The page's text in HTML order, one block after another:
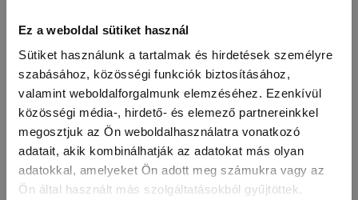
Ez a weboldal sütiket használ
Sütiket használunk a tartalmak és hirdetések személyre
szabásához, közösségi funkciók biztosításához,
valamint weboldalforgalmunk elemzéséhez. Ezenkívül
közösségi média-, hirdető- és elemező partnereinkkel
megosztjuk az Ön weboldalhasználatra vonatkozó
adatait, akik kombinálhatják az adatokat más olyan
adatokkal, amelyeket Ön adott meg számukra vagy az
Ön által használt más szolgáltatásokból gyűjtöttek.
BOND
15 ml
4 390 FT (292,67 FT/ML)
local_mall KOSÁRBA
4 ml
2 790 FT (697,5 FT/ML)
local_mall KOSÁRBA